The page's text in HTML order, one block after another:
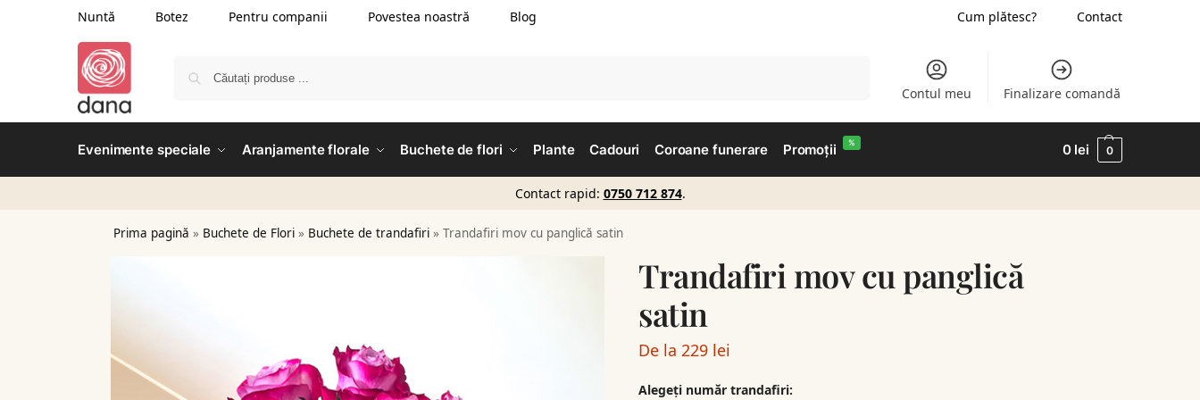
Nuntă Botez Pentru companii Povestea noastră Blog Cum plătesc? Contact
Contul meu Finalizare comandă
Evenimente speciale Aranjamente florale Buchete de flori Plante Cadouri Coroane funerare Promoții % 0 lei 0
Contact rapid: 0750 712 874.
Prima pagină » Buchete de Flori » Buchete de trandafiri »Trandafiri mov cu panglică satin
Trandafiri mov cu panglică
satin
De la 229 lei
Alegeți număr trandafiri: